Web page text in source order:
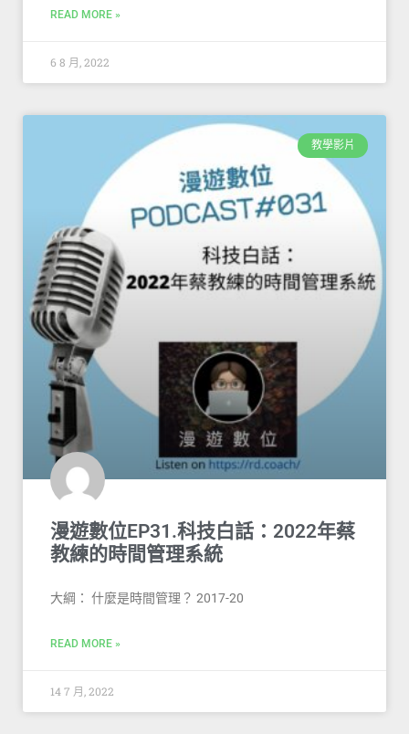
READ MORE »
6 8 月, 2022
教學影片
漫遊數位EP31.科技白話：2022年蔡
教練的時間管理系統
大綱： 什麼是時間管理？ 2017-20
READ MORE »
14 7 月, 2022